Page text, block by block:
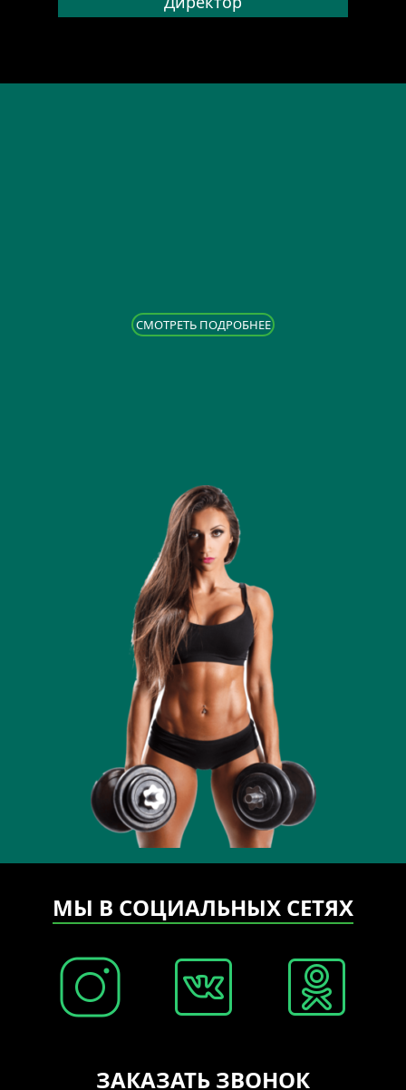
CМОТРЕТЬ ПОДРОБНЕЕ
МЫ В СОЦИАЛЬНЫХ СЕТЯХ
ЗАКАЗАТЬ ЗВОНОК